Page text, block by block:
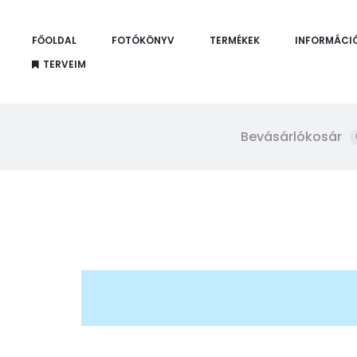
FŐOLDAL FOTÓKÖNYV TERMÉKEK
TERVEIM
Bevásárlókosár
s